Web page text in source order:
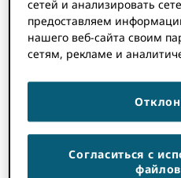
Our
Нажмите на каждую
чтобы узнать о наших
Политика
сетей и анализировать
предоставляем
нашего веб-сайта своим
сетям, рекламе и
Согласиться с